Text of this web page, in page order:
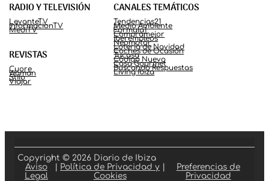
RADIO Y TELEVISIÓN
LevanteTV
InformacionTV
MediTV
REVISTAS
Cuore
Woman
Stilo
Viajar
CANALES TEMÁTICOS
Tendencias21
Medio Ambiente
Fórmula1
Compramejor
Iberempleos
Neomotor
Lotería de Navidad
Coches de Ocasión
Tucasa
Código Nuevo
Casa Gourmet
Buscando Respuestas
Living Ibiza
Copyright © 2026 Diario de Ibiza
Aviso
Legal
| Política de Privacidad y
Cookies
|
Preferencias de
Privacidad